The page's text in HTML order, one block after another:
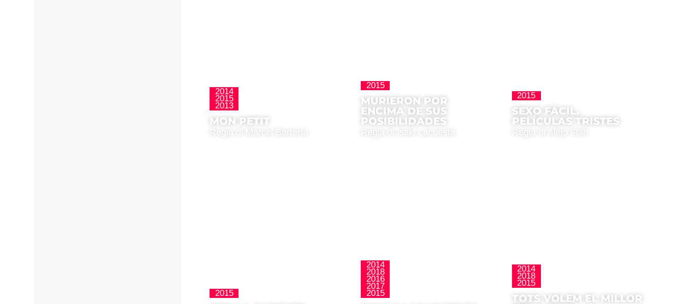
2014
2015
2013
MON PETIT
2015
MURIERON POR
ENCIMA DE SUS
POSIBILIDADES
2015
SEXO FÁCIL,
PELÍCULAS TRISTES
2015
2014
2018
2016
2017
2015
2014
2018
2015
TOTS VOLEM EL MILLOR